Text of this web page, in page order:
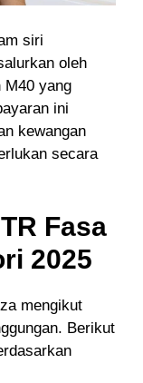
siri
oleh
M40 yang
ini
kewangan
secara
Fasa
2025
mengikut
Berikut